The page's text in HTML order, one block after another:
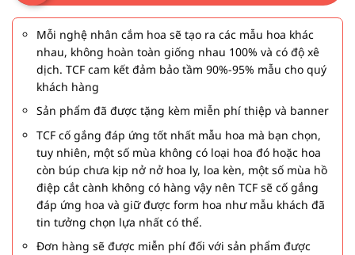
Mỗi nghệ nhân cắm hoa sẽ tạo ra các mẫu hoa khác
nhau, không hoàn toàn giống nhau 100% và có độ xê
dịch. TCF cam kết đảm bảo tầm 90%-95% mẫu cho quý
khách hàng
Sản phẩm đã được tặng kèm miễn phí thiệp và banner
TCF cố gắng đáp ứng tốt nhất mẫu hoa mà bạn chọn,
tuy nhiên, một số mùa không có loại hoa đó hoặc hoa
còn búp chưa kịp nở nở hoa ly, loa kèn, một số mùa hồ
điệp cắt cành không có hàng vậy nên TCF sẽ cố gắng
đáp ứng hoa và giữ được form hoa như mẫu khách đã
tin tưởng chọn lựa nhất có thể.
Đơn hàng sẽ được miễn phí đối với sản phẩm được